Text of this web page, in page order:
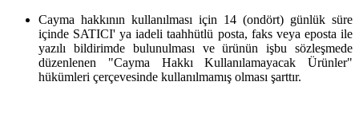
Cayma hakkının kullanılması için 14 (ondört) günlük süre
içinde SATICI' ya iadeli taahhütlü posta, faks veya eposta ile
yazılı bildirimde bulunulması ve ürünün işbu sözleşmede
düzenlenen "Cayma Hakkı Kullanılamayacak Ürünler"
hükümleri çerçevesinde kullanılmamış olması şarttır.